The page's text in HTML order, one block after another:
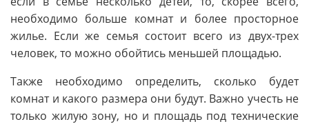
необходимо больше комнат и более просторное
жилье. Если же семья состоит всего из двух-трех
человек, то можно обойтись меньшей площадью.
Также необходимо определить, сколько будет
комнат и какого размера они будут. Важно учесть не
только жилую зону, но и площадь под технические